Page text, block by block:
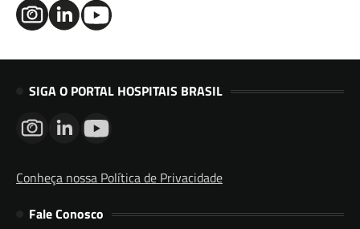
SIGA O PORTAL HOSPITAIS BRASIL
Conheça nossa Política de Privacidade
Fale Conosco